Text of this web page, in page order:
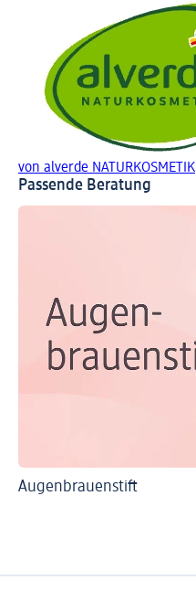
von alverde NATURKOSMETIK
Passende Beratung
Augenbrauenstift